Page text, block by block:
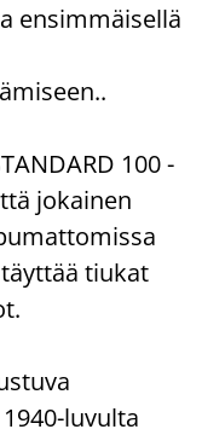
ensimmäisellä
100 -
jokainen
tiukat
luvulta